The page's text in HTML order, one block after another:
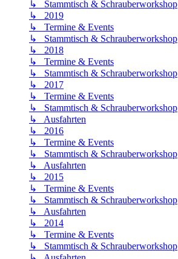
↳ Stammtisch & Schrauberworkshop
↳ 2019
↳ Termine & Events
↳ Stammtisch & Schrauberworkshop
↳ 2018
↳ Termine & Events
↳ Stammtisch & Schrauberworkshop
↳ 2017
↳ Termine & Events
↳ Stammtisch & Schrauberworkshop
↳ Ausfahrten
↳ 2016
↳ Termine & Events
↳ Stammtisch & Schrauberworkshop
↳ Ausfahrten
↳ 2015
↳ Termine & Events
↳ Stammtisch & Schrauberworkshop
↳ Ausfahrten
↳ 2014
↳ Termine & Events
↳ Stammtisch & Schrauberworkshop